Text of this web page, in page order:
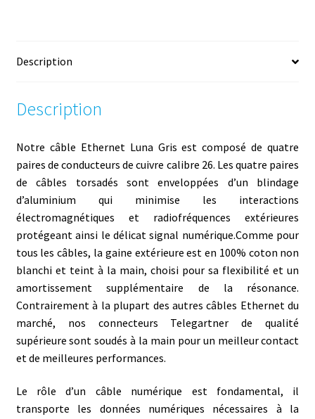
Description
Description
Notre câble Ethernet Luna Gris est composé de quatre
paires de conducteurs de cuivre calibre 26. Les quatre paires
de câbles torsadés sont enveloppées d’un blindage
d’aluminium qui minimise les interactions
électromagnétiques et radiofréquences extérieures
protégeant ainsi le délicat signal numérique.Comme pour
tous les câbles, la gaine extérieure est en 100% coton non
blanchi et teint à la main, choisi pour sa flexibilité et un
amortissement supplémentaire de la résonance.
Contrairement à la plupart des autres câbles Ethernet du
marché, nos connecteurs Telegartner de qualité
supérieure sont soudés à la main pour un meilleur contact
et de meilleures performances.
Le rôle d’un câble numérique est fondamental, il
transporte les données numériques nécessaires à la